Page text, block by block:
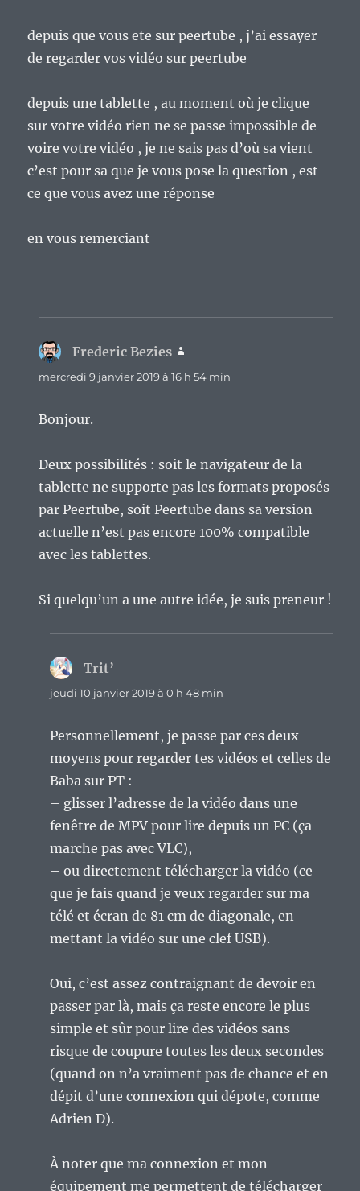
depuis que vous ete sur peertube , j’ai essayer
de regarder vos vidéo sur peertube
depuis une tablette , au moment où je clique
sur votre vidéo rien ne se passe impossible de
voire votre vidéo , je ne sais pas d’où sa vient
c’est pour sa que je vous pose la question , est
ce que vous avez une réponse
en vous remerciant
Frederic Bezies
mercredi 9 janvier 2019 à 16 h 54 min
Bonjour.
Deux possibilités : soit le navigateur de la
tablette ne supporte pas les formats proposés
par Peertube, soit Peertube dans sa version
actuelle n’est pas encore 100% compatible
avec les tablettes.
Si quelqu’un a une autre idée, je suis preneur !
Trit’
jeudi 10 janvier 2019 à 0 h 48 min
Personnellement, je passe par ces deux
moyens pour regarder tes vidéos et celles de
Baba sur PT :
– glisser l’adresse de la vidéo dans une
fenêtre de MPV pour lire depuis un PC (ça
marche pas avec VLC),
– ou directement télécharger la vidéo (ce
que je fais quand je veux regarder sur ma
télé et écran de 81 cm de diagonale, en
mettant la vidéo sur une clef USB).
Oui, c’est assez contraignant de devoir en
passer par là, mais ça reste encore le plus
simple et sûr pour lire des vidéos sans
risque de coupure toutes les deux secondes
(quand on n’a vraiment pas de chance et en
dépit d’une connexion qui dépote, comme
Adrien D).
À noter que ma connexion et mon
équipement me permettent de télécharger